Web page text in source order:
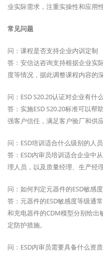
业实际需求，注重实操性和应用
常见问题
问：课程是否支持企业内训定制
答：安信达咨询支持根据企业实
度等情况，据此调整课程内容的
问：ESD S20.20认证对企业有什
答：实施ESD S20.20标准可以
强客户信任，满足客户验厂和供
问：ESD培训适合什么级别的人
答：ESD内审员培训适合企业中
理人员，以及质量经理、生产经
问：如何判定元器件的ESD敏感
答：元器件的ESD敏感度等级通
和充电器件的CDM模型分别给出
定防护措施。
问：ESD内审员需要具备什么资质